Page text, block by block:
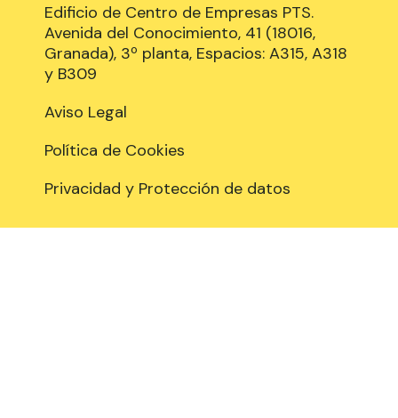
Edificio de Centro de Empresas PTS.
Avenida del Conocimiento, 41 (18016,
Granada), 3º planta, Espacios: A315, A318
y B309
Aviso Legal
Política de Cookies
Privacidad y Protección de datos